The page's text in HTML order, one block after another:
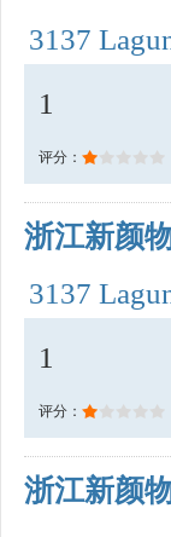
3137
1
评分：
浙江新颜
3137
1
评分：
浙江新颜